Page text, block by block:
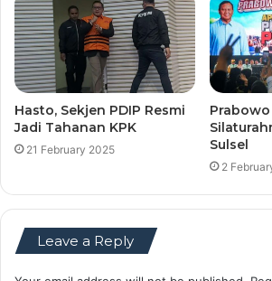
Hasto, Sekjen PDIP Resmi
Jadi Tahanan KPK
21 February 2025
Sulsel
2
Leave a Reply